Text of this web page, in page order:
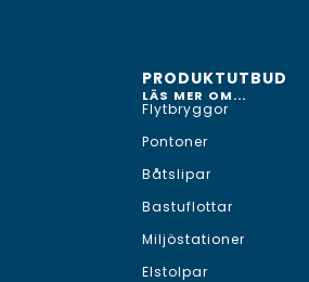
PRODUKTUTBUD
LÄS MER OM...
Flytbryggor
Pontoner
Båtslipar
Bastuflottar
Miljöstationer
Elstolpar